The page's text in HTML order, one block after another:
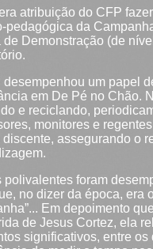
atribuição do CFP
pedagógica da
de Demonstração (de
desempenhou um papel
em De Pé no Chão.
e reciclando,
monitores e
discente, assegurando o
polivalentes foram
no dizer da época, era
Em depoimento
de Jesus Cortez, ela
significativos, entre os